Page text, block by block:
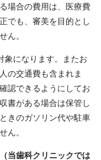
場合の費用は、医療費
でも、審美を目的とし
ん。
象になります。またお
の交通費も含まれま
認できるようにしてお
書がある場合は保管し
きのガソリン代や駐車
ん。
当歯科クリニックでは